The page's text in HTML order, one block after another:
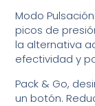
Modo
picos de
la alternativa
efectividad y
Pack & Go,
un botón.